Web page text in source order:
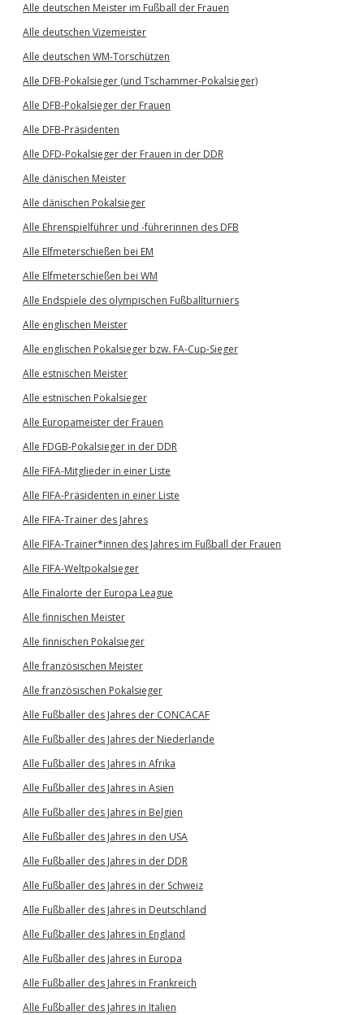
Alle deutschen Meister im Fußball der Frauen
Alle deutschen Vizemeister
Alle deutschen WM-Torschützen
Alle DFB-Pokalsieger (und Tschammer-Pokalsieger)
Alle DFB-Pokalsieger der Frauen
Alle DFB-Präsidenten
Alle DFD-Pokalsieger der Frauen in der DDR
Alle dänischen Meister
Alle dänischen Pokalsieger
Alle Ehrenspielführer und -führerinnen des DFB
Alle Elfmeterschießen bei EM
Alle Elfmeterschießen bei WM
Alle Endspiele des olympischen Fußballturniers
Alle englischen Meister
Alle englischen Pokalsieger bzw. FA-Cup-Sieger
Alle estnischen Meister
Alle estnischen Pokalsieger
Alle Europameister der Frauen
Alle FDGB-Pokalsieger in der DDR
Alle FIFA-Mitglieder in einer Liste
Alle FIFA-Präsidenten in einer Liste
Alle FIFA-Trainer des Jahres
Alle FIFA-Trainer*innen des Jahres im Fußball der Frauen
Alle FIFA-Weltpokalsieger
Alle Finalorte der Europa League
Alle finnischen Meister
Alle finnischen Pokalsieger
Alle französischen Meister
Alle französischen Pokalsieger
Alle Fußballer des Jahres der CONCACAF
Alle Fußballer des Jahres der Niederlande
Alle Fußballer des Jahres in Afrika
Alle Fußballer des Jahres in Asien
Alle Fußballer des Jahres in Belgien
Alle Fußballer des Jahres in den USA
Alle Fußballer des Jahres in der DDR
Alle Fußballer des Jahres in der Schweiz
Alle Fußballer des Jahres in Deutschland
Alle Fußballer des Jahres in England
Alle Fußballer des Jahres in Europa
Alle Fußballer des Jahres in Frankreich
Alle Fußballer des Jahres in Italien